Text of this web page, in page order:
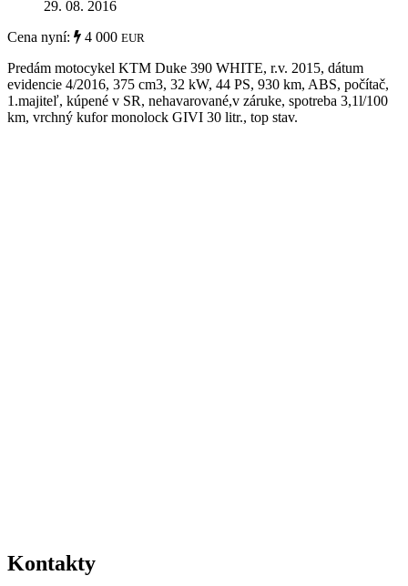
29. 08. 2016
Cena nyní:
4 000 EUR
Predám motocykel KTM Duke 390 WHITE, r.v. 2015, dátum
evidencie 4/2016, 375 cm3, 32 kW, 44 PS, 930 km, ABS, počítač,
1.majiteľ, kúpené v SR, nehavarované,v záruke, spotreba 3,1l/100
km, vrchný kufor monolock GIVI 30 litr., top stav.
Kontakty